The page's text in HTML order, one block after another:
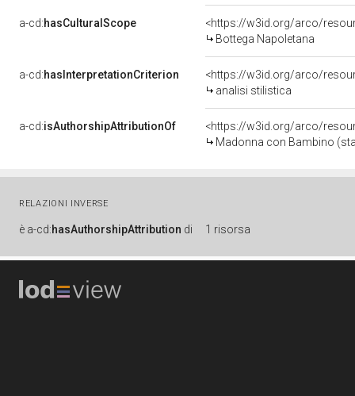
a-cd:hasCulturalScope
<https://w3id.org/arco/
Bottega Napoletana
a-cd:hasInterpretationCriterion
<https://w3id.org/arco/
analisi stilistica
a-cd:isAuthorshipAttributionOf
<https://w3id.org/arco/
Madonna con Bambino
RELAZIONI INVERSE
è a-cd:hasAuthorshipAttribution di 1 risorsa